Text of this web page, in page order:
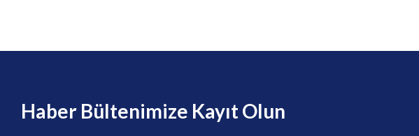
Haber Bültenimize Kayıt Olun